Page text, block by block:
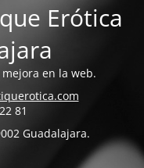
Erótica
en la web.
81
Guadalajara.